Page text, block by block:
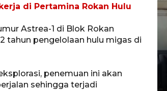
di Pertamina Rokan Hulu
Astrea-1 di Blok Rokan
tahun pengelolaan hulu migas di
penemuan ini akan
sehingga terjadi
gas - VIDEO
2026 15:45